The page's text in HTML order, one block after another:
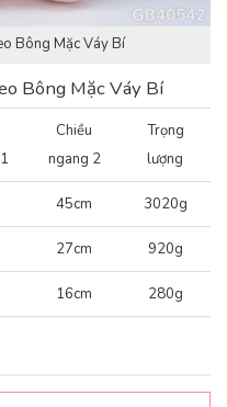
Bông Mặc Váy Bí
Bông Mặc Váy Bí
Chiều
ngang 2
Trọng
lượng
45cm 3020g
27cm 920g
16cm 280g